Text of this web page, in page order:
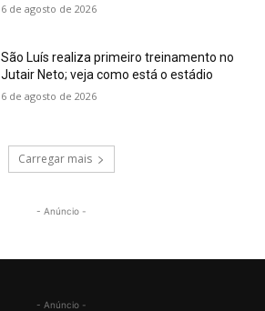
6 de agosto de 2026
São Luís realiza primeiro treinamento no
Jutair Neto; veja como está o estádio
6 de agosto de 2026
Carregar mais
- Anúncio -
- Anúncio -